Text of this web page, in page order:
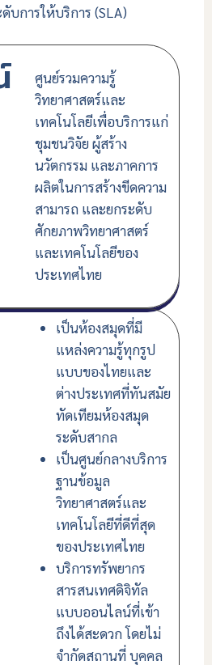
บการให้บริการ (SLA)
ศูนย์รวมความรู้
วิทยาศาสตร์และ
เทคโนโลยีเพื่อบริการแก่
ชุมชนวิจัย ผู้สร้าง
นวัตกรรม และภาคการ
ผลิตในการสร้างขีดความ
สามารถ และยกระดับ
ศักยภาพวิทยาศาสตร์
และเทคโนโลยีของ
ประเทศไทย
เป็นห้องสมุดที่มี
แหล่งความรู้ทุกรูป
แบบของไทยและ
ต่างประเทศที่ทันสมัย
ทัดเทียมห้องสมุด
ระดับสากล
เป็นศูนย์กลางบริการ
ฐานข้อมูล
วิทยาศาสตร์และ
เทคโนโลยีที่ดีที่สุด
ของประเทศไทย
บริการทรัพยากร
สารสนเทศดิจิทัล
แบบออนไลน์ที่เข้า
ถึงได้สะดวก โดยไม่
จำกัดสถานที่ บุคคล